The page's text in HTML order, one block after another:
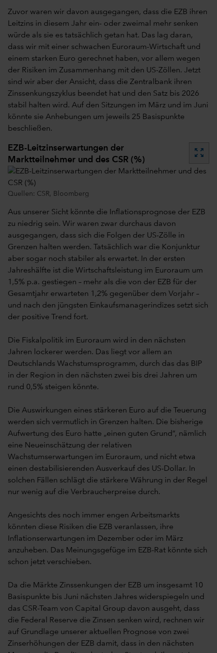
Zuvor waren wir davon ausgegangen, dass die EZB ihren
Leitzins in diesem Jahr ein- oder zweimal mehr senken
würde als sie es tatsächlich getan hat. Das lag daran,
dass wir mit einer schwachen Euroraum-Wirtschaft und
einem starken Euro gerechnet haben, vor allem wegen
der Risiken im Zusammenhang mit den US-Zöllen. Jetzt
sind wir aber der Ansicht, dass die Zentralbank ihren
Zinssenkungszyklus beendet hat und den Satz bis 2026
stabil halten wird. Auf den Sitzungen im März und im Juni
könnte sie Anhebungen um jeweils 25 Basispunkte
beschließen.
EZB-Leitzinserwartungen der
Marktteilnehmer und des CSR (%)
zoom_out_map
Quellen: CSR, Bloomberg
Aus unserer Sicht könnte die Inflationsprognose der EZB
zu niedrig sein. Wir waren zwar durchaus davon
ausgegangen, dass sich die Folgen der US-Zölle in
Grenzen halten werden. Tatsächlich war die Konjunktur
aber sogar noch stabiler als erwartet. In der ersten
Jahreshälfte ist die Wirtschaftsleistung im Euroraum um
1,5% p.a. gestiegen – mehr als die von der EZB für der
Gesamtjahr erwarteten 1,2% gegenüber dem Vorjahr –
und nach den jüngsten Einkaufsmanagerindizes setzt sich
der positive Trend fort.
Die Fiskalpolitik im Euroraum wird in den nächsten
Jahren lockerer werden. Das liegt vor allem an
Deutschlands Wachstumsprogramm, durch das das BIP
in der Region in den nächsten zwei bis drei Jahren um
rund 0,5% steigen könnte.
Die Auswirkungen eines stärkeren Euro auf die Teuerung
werden sich vermutlich in Grenzen halten. Die bisherige
Aufwertung des Euro hatte „einen guten Grund“, nämlich
eine Neueinschätzung der relativen
Wachstumserwartungen im Euroraum, und nicht etwa
einen destabilisierenden Ausverkauf des US-Dollar. In
solchen Fällen schlägt die stärkere Währung in der Regel
nur wenig auf die Verbraucherpreise durch.
Angesichts des noch immer engen Arbeitsmarkts
könnten diese Risiken die EZB veranlassen, ihre
Inflationserwartungen im Dezember oder im März
anzuheben. Das Meinungsgefüge im EZB-Rat könnte sich
schon jetzt verschieben.
Da die Märkte Zinssenkungen der EZB um insgesamt 10
Basispunkte bis Juni nächsten Jahres widerspiegeln und
das CSR-Team von Capital Group davon ausgeht, dass
die Federal Reserve die Zinsen senken wird, rechnen wir
auf Grundlage unserer aktuellen Prognose von zwei
Zinserhöhungen der EZB damit, dass in den nächsten